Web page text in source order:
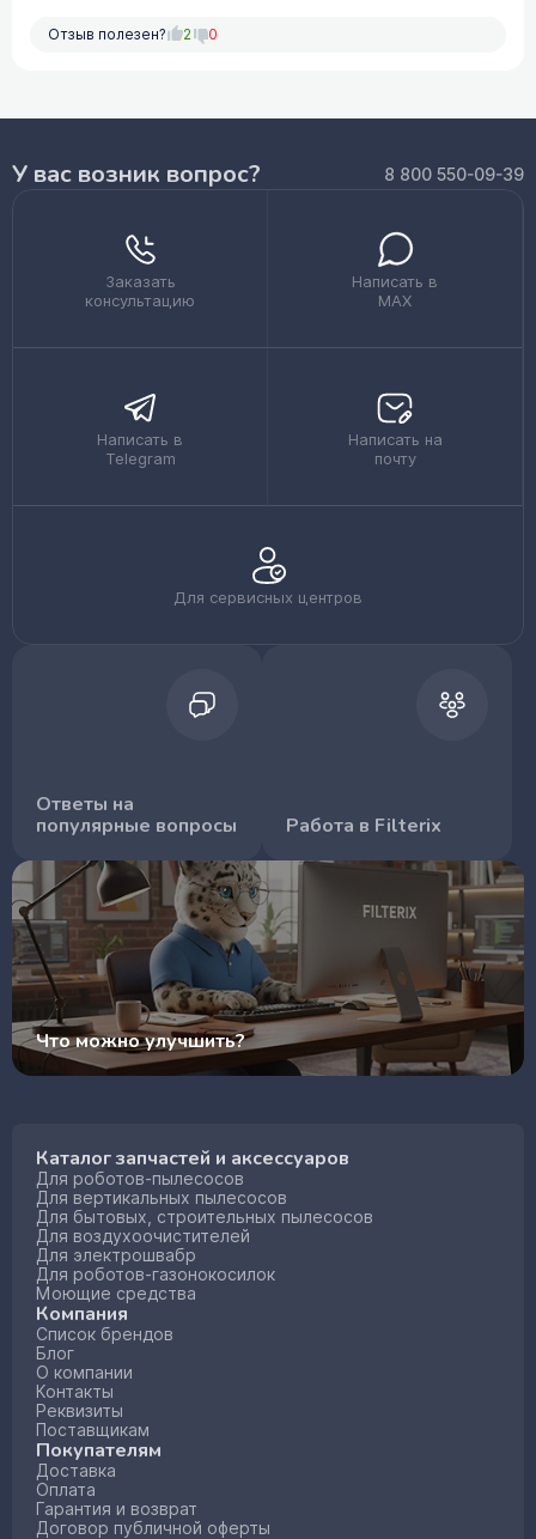
Отзыв полезен? 2 0
У вас возник вопрос? 8 800 550-09-39
Заказать
консультацию
Написать в
MAX
Написать в
Telegram
Написать на
почту
Для сервисных центров
Ответы на
популярные вопросы
Работа в Filterix
Что можно улучшить?
Каталог запчастей и аксессуаров
Для роботов-пылесосов
Для вертикальных пылесосов
Для бытовых, строительных пылесосов
Для воздухоочистителей
Для электрошвабр
Для роботов-газонокосилок
Моющие средства
Компания
Список брендов
Блог
О компании
Контакты
Реквизиты
Поставщикам
Покупателям
Доставка
Оплата
Гарантия и возврат
Договор публичной оферты